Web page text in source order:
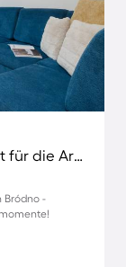
Ferienwohnung mit Garten | Perfekt für die Arbeit von Zuhause
Bródno -